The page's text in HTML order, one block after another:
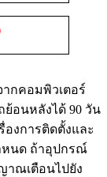
ากคอมพิวเตอร์
อนหลังได้ 90 วัน
งการติดตั้งและ
หนด ถ้าอุปกรณ์
าณเตือนไปยัง